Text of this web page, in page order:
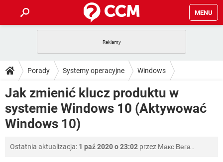
MENU
GRY WHATSAPP
SPOTIFY NETFLIX
INSTAGRAM FACEBOOK
WINDOWS 10
PORADY
PlayStation TIKTOK
GRY WHATSAPP
SPOTIFY NETFLIX
WINDOWS 10
DO POBRANIA
ANDROID TIKTOK
GRY
FORUM
GRY WHATSAPP
Porady Systemy operacyjne Windows
Windows 10
Jak zmienić klucz produktu w
systemie Windows 10 (Aktywować
Windows 10)
Ostatnia aktualizacja: 1 paź 2020 o 23:02 przez Макс Вега .